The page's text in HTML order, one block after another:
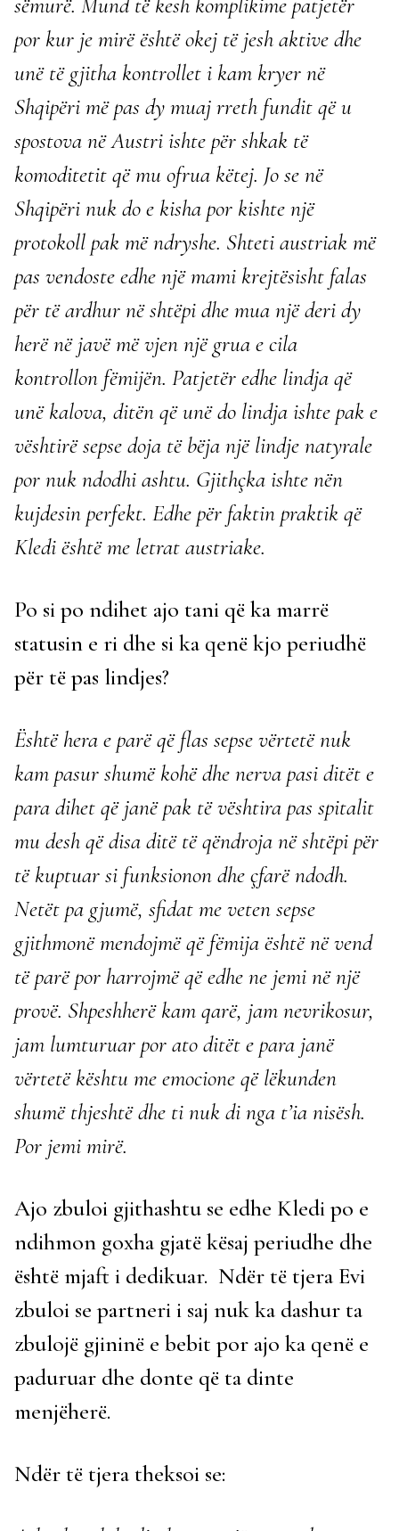
por kur je mirë është okej të jesh aktive dhe
unë të gjitha kontrollet i kam kryer në
Shqipëri më pas dy muaj rreth fundit që u
spostova në Austri ishte për shkak të
komoditetit që mu ofrua këtej. Jo se në
Shqipëri nuk do e kisha por kishte një
protokoll pak më ndryshe. Shteti austriak më
pas vendoste edhe një mami krejtësisht falas
për të ardhur në shtëpi dhe mua një deri dy
herë në javë më vjen një grua e cila
kontrollon fëmijën. Patjetër edhe lindja që
unë kalova, ditën që unë do lindja ishte pak e
vështirë sepse doja të bëja një lindje natyrale
por nuk ndodhi ashtu. Gjithçka ishte nën
kujdesin perfekt. Edhe për faktin praktik që
Kledi është me letrat austriake.
Po si po ndihet ajo tani që ka marrë
statusin e ri dhe si ka qenë kjo periudhë
për të pas lindjes?
Është hera e parë që flas sepse vërtetë nuk
kam pasur shumë kohë dhe nerva pasi ditët e
para dihet që janë pak të vështira pas spitalit
mu desh që disa ditë të qëndroja në shtëpi për
të kuptuar si funksionon dhe çfarë ndodh.
Netët pa gjumë, sfidat me veten sepse
gjithmonë mendojmë që fëmija është në vend
të parë por harrojmë që edhe ne jemi në një
provë. Shpeshherë kam qarë, jam nevrikosur,
jam lumturuar por ato ditët e para janë
vërtetë kështu me emocione që lëkunden
shumë thjeshtë dhe ti nuk di nga t’ia nisësh.
Por jemi mirë.
Ajo zbuloi gjithashtu se edhe Kledi po e
ndihmon goxha gjatë kësaj periudhe dhe
është mjaft i dedikuar. Ndër të tjera Evi
zbuloi se partneri i saj nuk ka dashur ta
zbulojë gjininë e bebit por ajo ka qenë e
paduruar dhe donte që ta dinte
menjëherë.
Ndër të tjera theksoi se: